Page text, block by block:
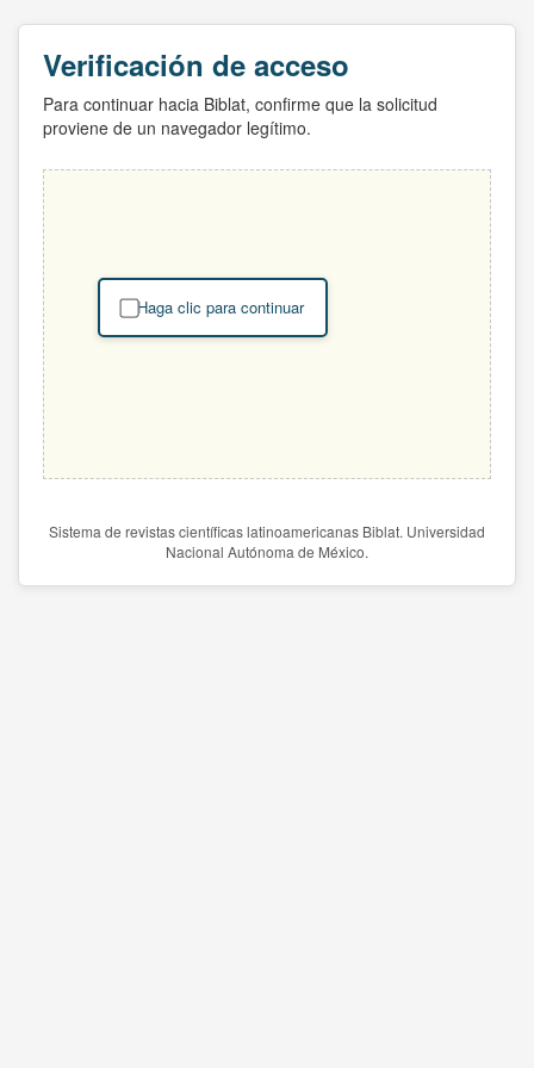
Verificación de acceso
Para continuar hacia Biblat, confirme que la solicitud
proviene de un navegador legítimo.
Haga clic para continuar
Sistema de revistas científicas latinoamericanas Biblat. Universidad
Nacional Autónoma de México.